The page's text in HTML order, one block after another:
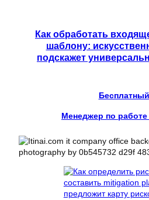
Как обработать
шаблону:
подскажет
Менеджер по работе